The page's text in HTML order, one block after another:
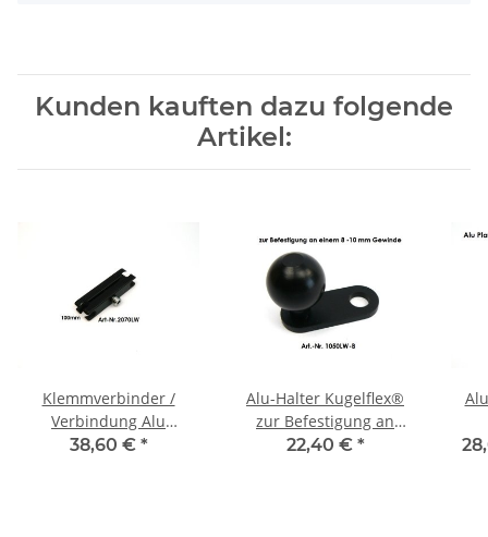
Kunden kauften dazu folgende
Artikel:
Klemmverbinder /
Verbindung Alu
Kugelflex® für die
38,60 € *
Alu-Halter Kugelflex®
zur Befestigung an
einem Ø8-10 mm
22,40 € *